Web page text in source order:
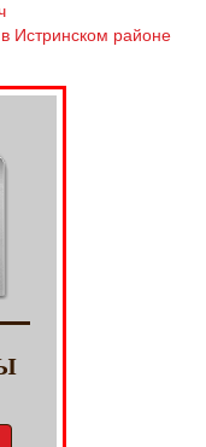
Истринском районе